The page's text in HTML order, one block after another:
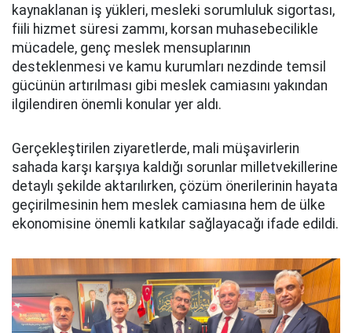
kaynaklanan iş yükleri, mesleki sorumluluk sigortası,
fiili hizmet süresi zammı, korsan muhasebecilikle
mücadele, genç meslek mensuplarının
desteklenmesi ve kamu kurumları nezdinde temsil
gücünün artırılması gibi meslek camiasını yakından
ilgilendiren önemli konular yer aldı.
Gerçekleştirilen ziyaretlerde, mali müşavirlerin
sahada karşı karşıya kaldığı sorunlar milletvekillerine
detaylı şekilde aktarılırken, çözüm önerilerinin hayata
geçirilmesinin hem meslek camiasına hem de ülke
ekonomisine önemli katkılar sağlayacağı ifade edildi.